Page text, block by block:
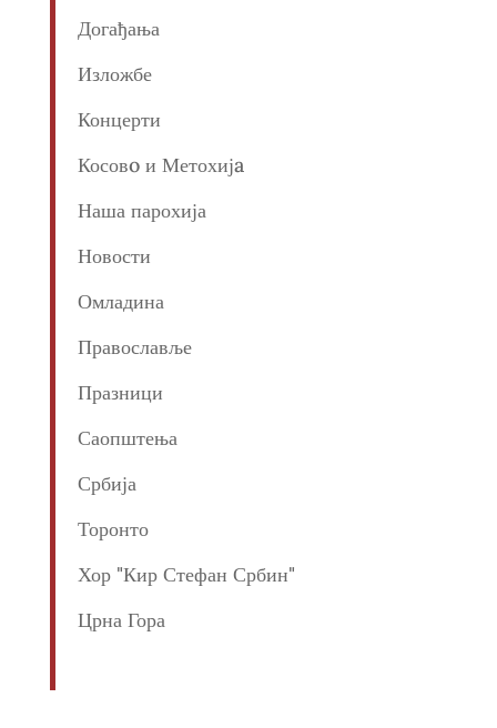
Догађања
Изложбе
Концерти
Косовo и Метохијa
Наша парохија
Новости
Омладина
Православље
Празници
Саопштења
Србија
Торонто
Хор "Кир Стефан Србин"
Црна Гора